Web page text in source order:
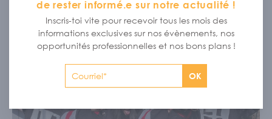
de rester informé.e sur notre actualité !
Inscris-toi vite pour recevoir tous les mois des
informations exclusives sur nos évènements, nos
opportunités professionnelles et nos bons plans !
OK